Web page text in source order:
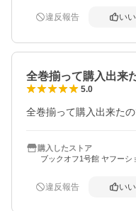
違反報告 い
全巻揃って購入出来
5.0
全巻揃って購入出来た
購入したストア
ブックオフ1号館 ヤフーシ
違反報告 い